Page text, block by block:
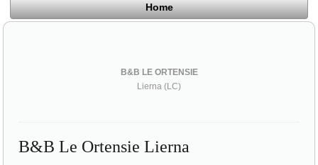
Home
B&B LE ORTENSIE
Lierna (LC)
B&B Le Ortensie Lierna